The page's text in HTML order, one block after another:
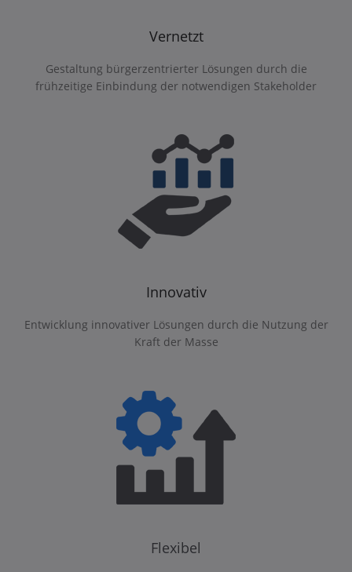
Vernetzt
Gestaltung bürgerzentrierter Lösungen durch die
frühzeitige Einbindung der notwendigen Stakeholder
Innovativ
Entwicklung innovativer Lösungen durch die Nutzung der
Kraft der Masse
Flexibel